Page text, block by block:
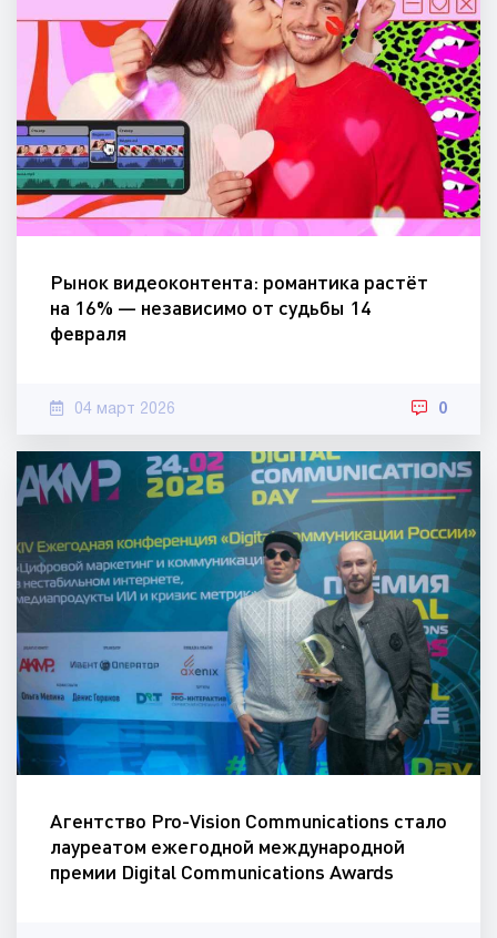
Рынок видеоконтента: романтика растёт
на 16% — независимо от судьбы 14
февраля
04 март 2026 0
Агентство Pro-Vision Communications стало
лауреатом ежегодной международной
премии Digital Communications Awards